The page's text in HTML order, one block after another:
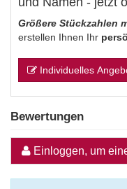
Größere Stückzahlen
erstellen Ihnen Ihr
Individuelles
Bewertungen
Einloggen, um